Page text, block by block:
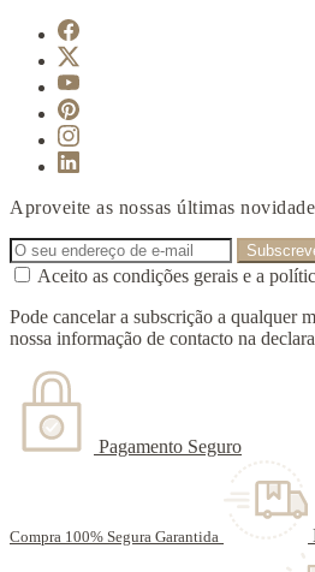
Aproveite as nossas últimas
Aceito as condições gerais e a
Pode cancelar a subscrição a qualquer
nossa informação de contacto na
Pagamento Seguro
Compra 100% Segura Garantida